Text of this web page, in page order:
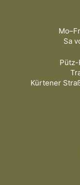
Sa
Pütz-
Kürtener